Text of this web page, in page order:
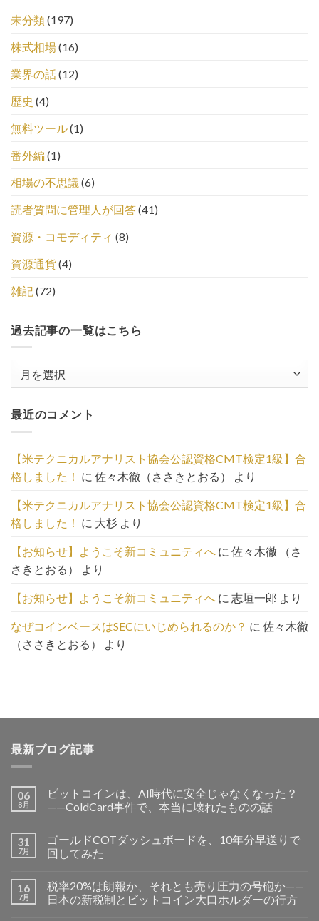
未分類(197)
株式相場(16)
業界の話(12)
歴史 (4)
無料ツール(1)
番外編(1)
相場の不思議 (6)
読者質問に管理人が回答(41)
資源・コモディティ (8)
資源通貨(4)
雑記(72)
過去記事の一覧はこちら
事
の
覧
は
こ
ち
ら
最近のコメント
【米テクニカルアナリスト協会公認資格CMT検定1級】合
格しました！ に 佐々木徹（ささきとおる） より
【米テクニカルアナリスト協会公認資格CMT検定1級】合
格しました！ に 大杉 より
【お知らせ】ようこそ新コミュニティへ に 佐々木徹 （さ
さきとおる）
より
【お知らせ】ようこそ新コミュニティへ に 志垣一郎 より
なぜコインベースはSECにいじめられるのか？ に 佐々木徹
（ささきとおる）
より
最新ブログ記事
06
8月
ビットコインは、AI時代に安全じゃなくなった？
——ColdCard事件で、本当に壊れたものの話
31
7月
ゴールドCOTダッシュボードを、10年分早送りで
回してみた
16
7月
税率20%は朗報か、それとも売り圧力の号砲か——
日本の新税制とビットコイン大口ホルダーの行方